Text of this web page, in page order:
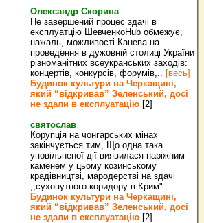
Олександр Скорина
Не завершений процес здачі в
експлуатцію ШевченкоHub обмежує,
нажаль, можливості Канева на
проведення в дужовній столиці України
різноманітних всеукранських заходів:
концертів, конкурсів, форумів,.. [весь]
Будинок культури на Черкащині,
який “відкривав” Зеленський, досі
не здали в експлуатацію [2]
святослав
Корупція на чонгарських мінах
закінчується тим, Що одна така
уповільненої дії виявилася наріжним
каменем у цьому козинському
крадівництві, мародерстві на здачі
,,сухопутного коридору в Крим"..
Будинок культури на Черкащині,
який “відкривав” Зеленський, досі
не здали в експлуатацію [2]